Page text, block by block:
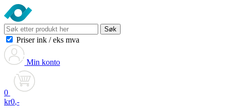
Søk
Priser ink / eks mva
Min konto
0
kr0,-